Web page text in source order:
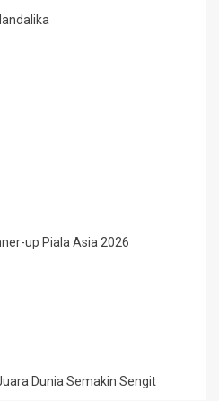
up Piala Asia 2026
Dunia Semakin Sengit